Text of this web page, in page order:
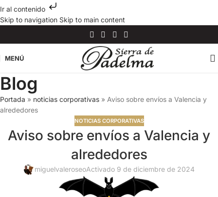
Ir al contenido
Skip to navigation Skip to main content
MENÚ
Blog
Portada » noticias corporativas » Aviso sobre envíos a Valencia y
alrededores
NOTICIAS CORPORATIVAS
Aviso sobre envíos a Valencia y
alrededores
miguelvaleroseoActivado 9 de diciembre de 2024